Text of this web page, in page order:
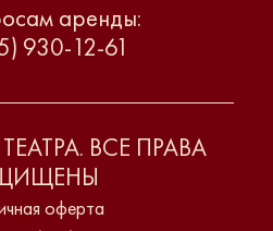
аренды:
930-12-61
ВСЕ ПРАВА
оферта